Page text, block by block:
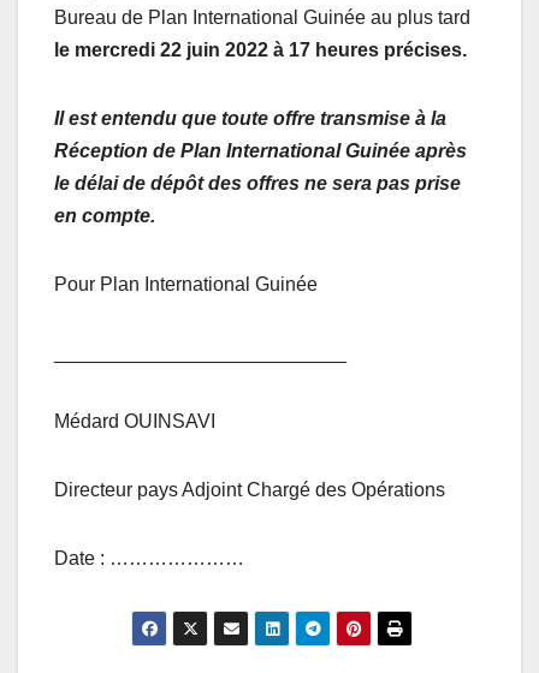
Bureau de Plan International Guinée au plus tard
le mercredi 22 juin 2022 à 17 heures précises.
Il est entendu que toute offre transmise à la
Réception de Plan International Guinée après
le délai de dépôt des offres ne sera pas prise
en compte.
Pour Plan International Guinée
Médard OUINSAVI
Directeur pays Adjoint Chargé des Opérations
Date : …………………